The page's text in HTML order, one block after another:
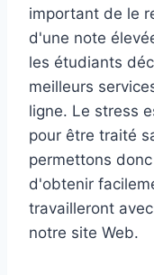
important de le
d'une note
les étudiants
meilleurs
ligne. Le stress
pour être traité
permettons
d'obtenir
travailleront
notre site Web.